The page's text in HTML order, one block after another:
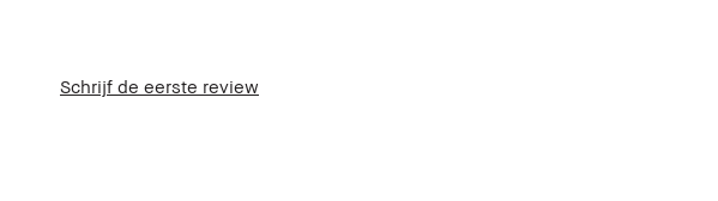
Schrijf de eerste review